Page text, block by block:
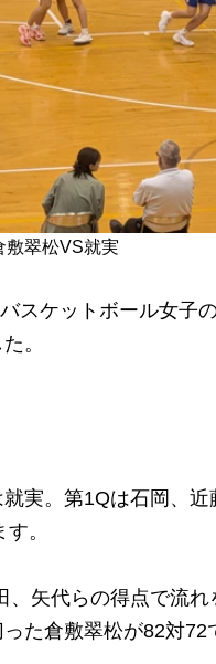
翠松VS就実
スケットボール女子
。
実。第1Qは石岡、近
。
矢代らの得点で流れ
た倉敷翠松が82対72